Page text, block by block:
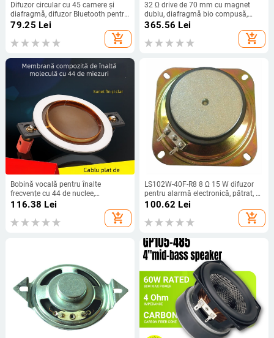
Difuzor circular cu 45 camere și
diafragmă, difuzor Bluetooth pentru
exterior cu bas profund
79.25 Lei
add_shopping_cart
32 Ω drive de 70 mm cu magnet
dublu, diafragmă bio compusă,
pentru căști Hi‑Fi cu bobină în
365.56 Lei
add_shopping_cart
Bobină vocală pentru înalte
frecvențe cu 44 de nuclee,
diafragma de 44,5 mm, driver horn,
cadru scurt, film compozit polimeric
de înaltă putere
116.38 Lei
add_shopping_cart
LS102W-40F-R8 8 Ω 15 W difuzor
pentru alarmă electronică, pătrat, 4
inchi, IP65, tweeter, 11 V
100.62 Lei
add_shopping_cart